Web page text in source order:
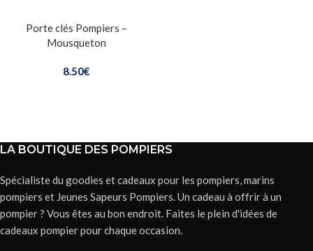
Porte clés Pompiers –
Mousqueton
8.50€
LA BOUTIQUE DES POMPIERS
Spécialiste du goodies et cadeaux pour les pompiers, marins
pompiers et Jeunes Sapeurs Pompiers. Un cadeau à offrir à un
pompier ? Vous êtes au bon endroit. Faites le plein d'idées de
cadeaux pompier pour chaque occasion.